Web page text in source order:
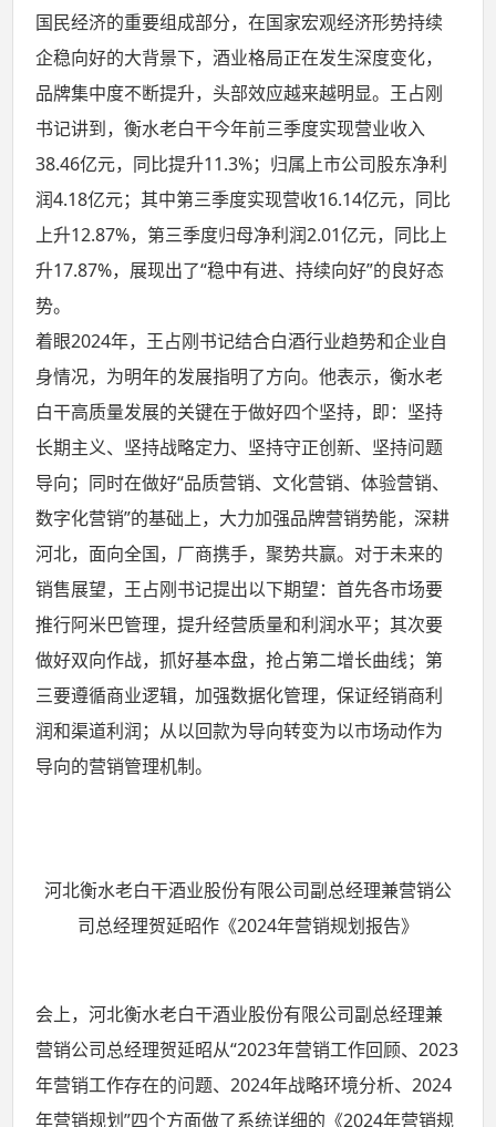
国民经济的重要组成部分，在国家宏观经济形势持续
企稳向好的大背景下，酒业格局正在发生深度变化，
品牌集中度不断提升，头部效应越来越明显。王占刚
书记讲到，衡水老白干今年前三季度实现营业收入
38.46亿元，同比提升11.3%；归属上市公司股东净利
润4.18亿元；其中第三季度实现营收16.14亿元，同比
上升12.87%，第三季度归母净利润2.01亿元，同比上
升17.87%，展现出了“稳中有进、持续向好”的良好态
势。
着眼2024年，王占刚书记结合白酒行业趋势和企业自
身情况，为明年的发展指明了方向。他表示，衡水老
白干高质量发展的关键在于做好四个坚持，即：坚持
长期主义、坚持战略定力、坚持守正创新、坚持问题
导向；同时在做好“品质营销、文化营销、体验营销、
数字化营销”的基础上，大力加强品牌营销势能，深耕
河北，面向全国，厂商携手，聚势共赢。对于未来的
销售展望，王占刚书记提出以下期望：首先各市场要
推行阿米巴管理，提升经营质量和利润水平；其次要
做好双向作战，抓好基本盘，抢占第二增长曲线；第
三要遵循商业逻辑，加强数据化管理，保证经销商利
润和渠道利润；从以回款为导向转变为以市场动作为
导向的营销管理机制。
河北衡水老白干酒业股份有限公司副总经理兼营销公
司总经理贺延昭作《2024年营销规划报告》
会上，河北衡水老白干酒业股份有限公司副总经理兼
营销公司总经理贺延昭从“2023年营销工作回顾、2023
年营销工作存在的问题、2024年战略环境分析、2024
年营销规划”四个方面做了系统详细的《2024年营销规